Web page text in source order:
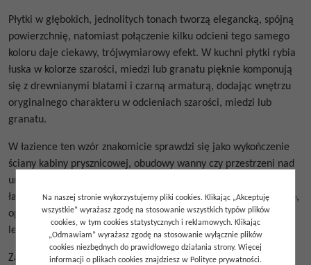
Płytki w głębokich, jednolitych tonach tworzą elegancką, spójną
powierzchnię, natomiast połączenie kilku odcieni tego samego
koloru daje ciekawy, trójwymiarowy efekt. W kuchni płytki rybia
łuska w kolorze szarości, miedzi lub granatu pięknie komponują
się z drewnianymi blatami i czarną armaturą, dodając wnętrzu
oryginalnego charakteru w odcieniach szarości, miedzi lub
granatu.
W łazience ten wzór znakomicie sprawdzi się jako wykończenie
ściany kabiny prysznicowej, obudowy wanny czy przestrzeni nad
umywalką.
łazienki– ich delikatnie połyskująca powierzchnia odbija światło,
optycznie powiększając przestrzeń i wprowadzając wrażenie
lekkości.
Zajrzyj do naszej kolekcji i przekonaj się, jakpłytki rybia łuska
Na naszej stronie wykorzystujemy pliki cookies. Klikając „Akceptuję
wszystkie” wyrażasz zgodę na stosowanie wszystkich typów plików
cookies, w tym cookies statystycznych i reklamowych. Klikając
„Odmawiam” wyrażasz zgodę na stosowanie wyłącznie plików
cookies niezbędnych do prawidłowego działania strony. Więcej
informacji o plikach cookies znajdziesz w Polityce prywatności.